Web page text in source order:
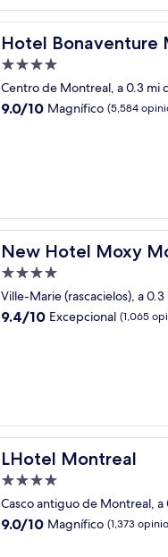
Hotel Bonaventure
Hotel Bonaventure
Propiedad
de
4.0
Centro de Montreal, a 0.3 mi
9.0
9.0/10 Magnífico (5,584
New Hotel Moxy
New Hotel Moxy
Propiedad
de
4.0
estrellas
Ville-Marie (rascacielos), a
9.4
9.4/10 Excepcional (1,065
LHotel Montreal
LHotel Montreal
Propiedad
de
4.0
Casco antiguo de Montreal,
9.0
9.0/10 Magnífico (1,373